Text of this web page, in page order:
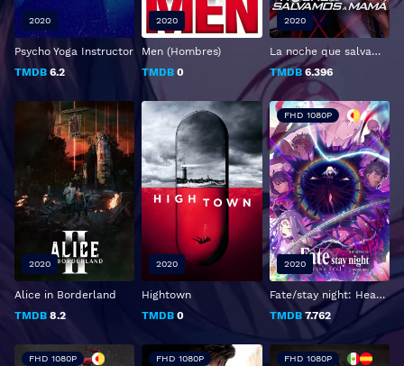
Psycho Yoga Instructor
TMDB 6.2
2020
Men (Hombres)
TMDB 0
2020
La noche que salvamos a mamá
TMDB6.396
2020
Alice in Borderland
TMDB 8.2
2020
Hightown
TMDB 0
2020
Fate/stay night: Heaven's Feel - III. Canción de Primavera
TMDB7.762
FHD 1080P
2020
FHD 1080P FHD 1080P FHD 1080P